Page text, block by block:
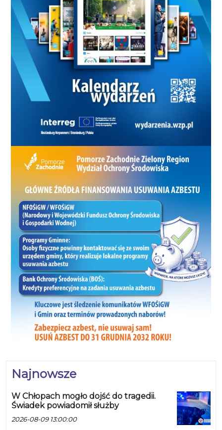
Najnowsze
W Chłopach mogło dojść do tragedii.
Świadek powiadomił służby
2026-08-09 13:00:00